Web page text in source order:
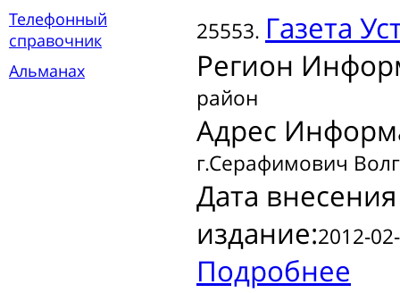
Телефонный
справочник
Альманах
25553. Газета
Регион
район
Адрес
г.Серафимович
Дата
издание:2012-
Подробнее